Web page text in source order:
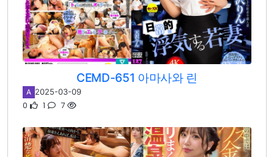
CEMD-651 아마사와 린
A 2025-03-09
0 1 7